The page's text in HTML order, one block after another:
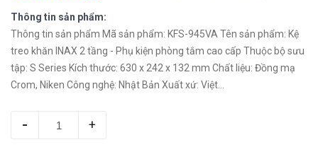
Thông tin sản phẩm:
Thông tin sản phẩm Mã sản phẩm: KFS-945VA Tên sản phẩm: Kệ
treo khăn INAX 2 tầng - Phụ kiện phòng tắm cao cấp Thuộc bộ sưu
tập: S Series Kích thước: 630 x 242 x 132 mm Chất liệu: Đồng mạ
Crom, Niken Công nghệ: Nhật Bản Xuất xứ: Việt...
- +